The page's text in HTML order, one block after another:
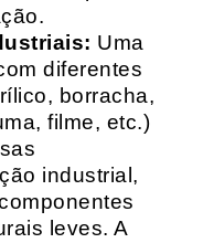
Uma
diferentes
borracha,
filme, etc.)
industrial,
leves. A